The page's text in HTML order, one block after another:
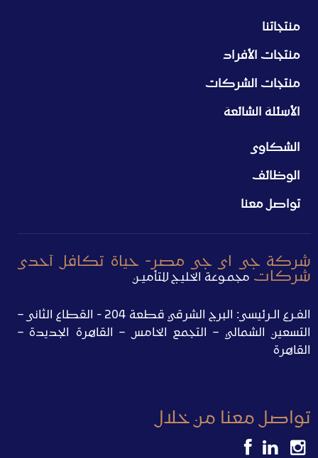
منتجاتنا
منتجات الأفراد
منتجات الشركات
الأسئلة الشائعة
الشكاوى
الوظائف
تواصل معنا
شركة جى اى جى مصر- حياة تكافل آحدى
شركات مجمـوعة الخليـج للتأميـن
الفـرع الـرئيسى: البرج الشرقي قطعة 204 - القطاع الثانى –
التسعين الشمالي – التجمع الخامس – القاهرة الجديدة –
القاهرة
تواصل معنا من خلال